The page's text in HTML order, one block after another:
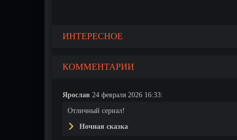
ИНТЕРЕСНОЕ
КОММЕНТАРИИ
Ярослав 24 февраля 2026 16:33:
Отличный сериал!
Ночная сказка